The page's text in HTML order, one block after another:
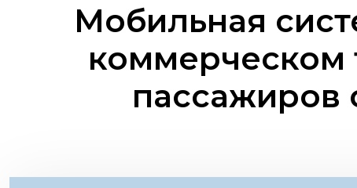
Мобильная
коммерческом
пассажиров